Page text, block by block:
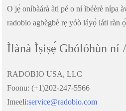
O jẹ́ oníbàárà àti pé o ní ìbéèrè nípa
radobio agbègbè rẹ yóò láyọ̀ láti ràn
Ìlànà Ìṣiṣẹ́ Gbólóhùn ní
RADOBIO USA, LLC
Foonu: (+1)202-247-5566
Imeeli:service@radobio.com